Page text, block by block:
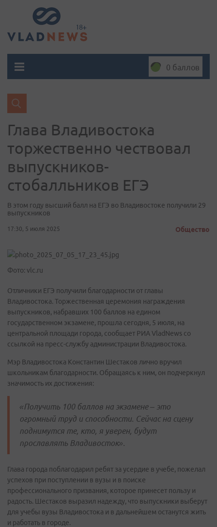
0 баллов
Глава Владивостока
торжественно чествовал
выпускников-
стобалльников ЕГЭ
В этом году высший балл на ЕГЭ во Владивостоке получили 29
выпускников
17:30, 5 июля 2025 Общество
Фото: vlc.ru
Отличники ЕГЭ получили благодарности от главы
Владивостока. Торжественная церемония награждения
выпускников, набравших 100 баллов на едином
государственном экзамене, прошла сегодня, 5 июля, на
центральной площади города, сообщает РИА VladNews со
ссылкой на пресс-службу администрации Владивостока.
Мэр Владивостока Константин Шестаков лично вручил
школьникам благодарности. Обращаясь к ним, он подчеркнул
значимость их достижения:
«Получить 100 баллов на экзамене – это
огромный труд и способности. Сейчас на сцену
поднимутся те, кто, я уверен, будут
прославлять Владивосток».
Глава города поблагодарил ребят за усердие в учебе, пожелал
успехов при поступлении в вузы и в поиске
профессионального призвания, которое принесет пользу и
радость. Шестаков выразил надежду, что выпускники выберут
для учебы вузы Владивостока и в дальнейшем останутся жить
и работать в городе.